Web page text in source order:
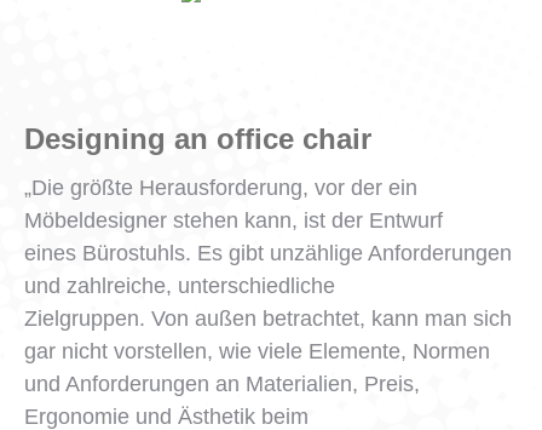
Designing an office chair
„Die größte Herausforderung, vor der ein
Möbeldesigner stehen kann, ist der Entwurf
eines Bürostuhls. Es gibt unzählige Anforderungen
und zahlreiche, unterschiedliche
Zielgruppen. Von außen betrachtet, kann man sich
gar nicht vorstellen, wie viele Elemente, Normen
und Anforderungen an Materialien, Preis,
Ergonomie und Ästhetik beim